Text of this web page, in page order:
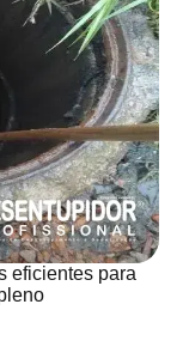
eficientes para